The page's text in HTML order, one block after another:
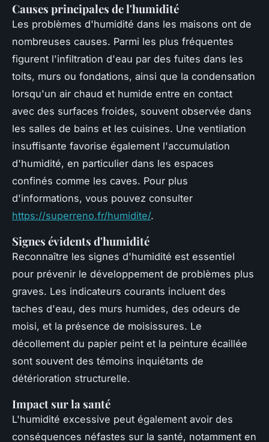
Causes principales de l'humidité
Les problèmes d'humidité dans les maisons ont de
nombreuses causes. Parmi les plus fréquentes
figurent l'infiltration d'eau par des fuites dans les
toits, murs ou fondations, ainsi que la condensation
lorsqu'un air chaud et humide entre en contact
avec des surfaces froides, souvent observée dans
les salles de bains et les cuisines. Une ventilation
insuffisante favorise également l'accumulation
d'humidité, en particulier dans les espaces
confinés comme les caves. Pour plus
d'informations, vous pouvez consulter
https://superreno.fr/humidite/.
Signes évidents d'humidité
Reconnaître les signes d'humidité est essentiel
pour prévenir le développement de problèmes plus
graves. Les indicateurs courants incluent des
taches d'eau, des murs humides, des odeurs de
moisi, et la présence de moisissures. Le
décollement du papier peint et la peinture écaillée
sont souvent des témoins inquiétants de
détérioration structurelle.
Impact sur la santé
L'humidité excessive peut également avoir des
conséquences néfastes sur la santé, notamment en